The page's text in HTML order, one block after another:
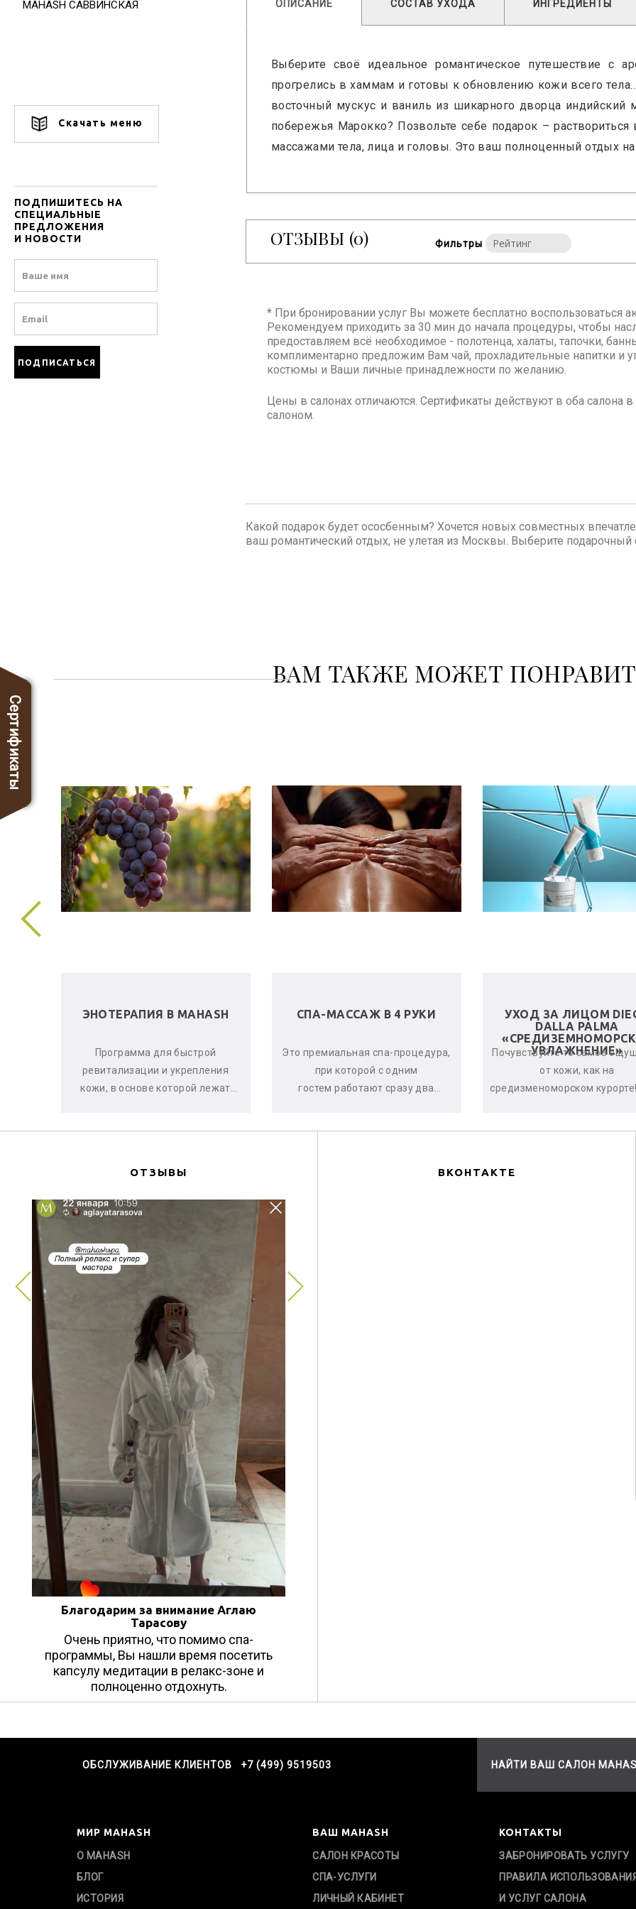
MAHASH САВВИНСКАЯ
Скачать меню
ПОДПИШИТЕСЬ НА
СПЕЦИАЛЬНЫЕ
ПРЕДЛОЖЕНИЯ
И НОВОСТИ
ОПИСАНИЕ СОСТАВ УХОДА ИНГРЕДИЕНТЫ
Выберите своё идеальное романтическое путешествие
прогрелись в хаммам и готовы к обновлению кожи всего
восточный мускус и ваниль из шикарного дворца индийский
побережья Марокко? Позвольте себе подарок –
массажами тела, лица и головы. Это ваш полноценный отдых
ОТЗЫВЫ (0) Фильтры
* При бронировании услуг Вы можете бесплатно воспользоваться
Рекомендуем приходить за 30 мин до начала процедуры, чтобы
предоставляем всё необходимое - полотенца, халаты, тапочки,
комплиментарно предложим Вам чай, прохладительные напитки и
костюмы и Ваши личные принадлежности по желанию.
Цены в салонах отличаются. Сертификаты действуют в оба салона
салоном.
Какой подарок будет ососбенным? Хочется новых совместных
ваш романтический отдых, не улетая из Москвы. Выберите подарочный
ВАМ ТАКЖЕ МОЖЕТ
ЭНОТЕРАПИЯ В MAHASH
Программа для быстрой
ревитализации и укрепления
кожи, в основе которой лежат
СПА-МАССАЖ В 4 РУКИ
Это премиальная спа-процедура,
при которой с одним
гостем работают сразу два
УХОД ЗА ЛИЦОМ
DALLA PALMA
УВЛАЖНЕНИЕ»
Почувствуйте то самое
от кожи, как на
средизменоморском
ОТЗЫВЫ
Благодарим за внимание Аглаю
Тарасову
Очень приятно, что помимо спа-
программы, Вы нашли время посетить
капсулу медитации в релакс-зоне и
полноценно отдохнуть.
ВКОНТАКТЕ
Сертификаты
ОБСЛУЖИВАНИЕ КЛИЕНТОВ +7 (499) 9519503 НАЙТИ ВАШ САЛОН
МИР MAHASH
О MAHASH
БЛОГ
ИСТОРИЯ
ВАШ MAHASH
САЛОН КРАСОТЫ
СПА-УСЛУГИ
ЛИЧНЫЙ КАБИНЕТ
КОНТАКТЫ
ЗАБРОНИРОВАТЬ УСЛУГУ
ПРАВИЛА
И УСЛУГ САЛОНА